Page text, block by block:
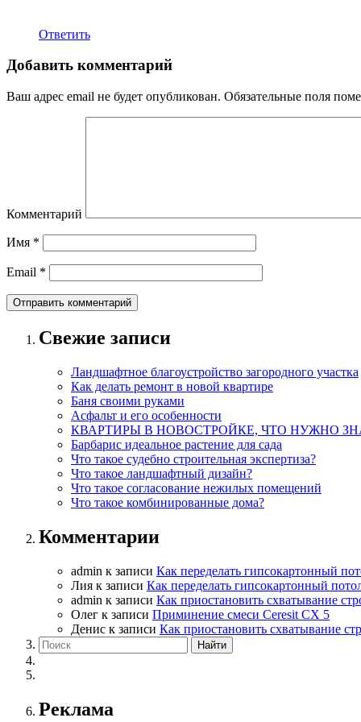
Ответить
Добавить комментарий
Ваш адрес email не будет опубликован. Обязательные поля
Комментарий
Имя *
Email *
Свежие записи
Ландшафтное благоустройство загородного участка
Как делать ремонт в новой квартире
Баня своими руками
Асфальт и его особенности
КВАРТИРЫ В НОВОСТРОЙКЕ, ЧТО НУЖНО
Барбарис идеальное растение для сада
Что такое судебно строительная экспертиза?
Что такое ландшафтный дизайн?
Что такое согласование нежилых помещений
Что такое комбинированные дома?
Комментарии
admin к записи Как переделать гипсокартонный
Лия к записи Как переделать гипсокартонный
admin к записи Как приостановить схватывание
Олег к записи Приминение смеси Ceresit СХ 5
Денис к записи Как приостановить схватывание
Реклама